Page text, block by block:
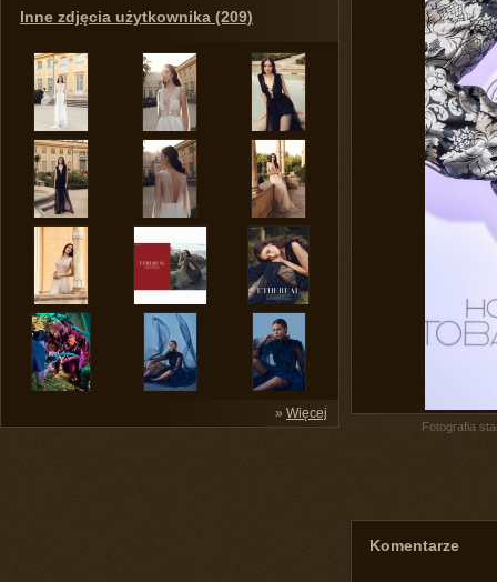
Inne zdjęcia użytkownika (209)
» Więcej
Fotografia
Komentarze